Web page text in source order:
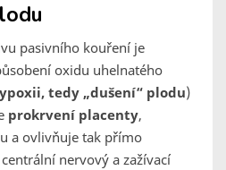
pasivního kouření je
oxidu uhelnatého
tedy „dušení“ plodu)
prokrvení placenty,
a ovlivňuje tak přímo
nervový a zažívací